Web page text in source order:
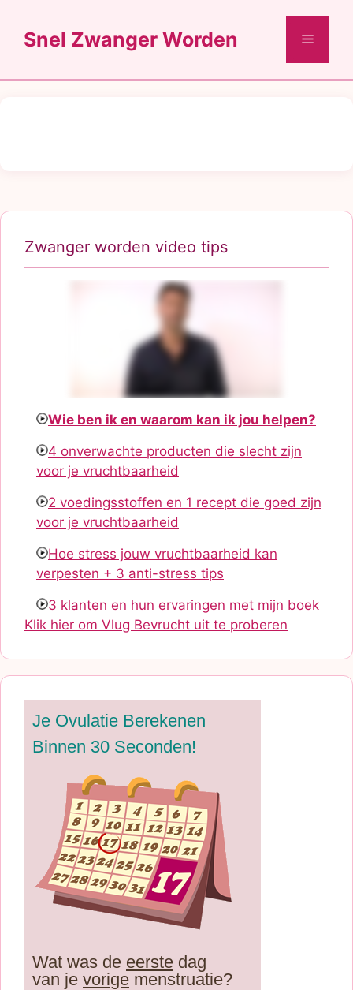
naarSnel Zwanger Worden Menu
Zwanger worden video tips
Wie ben ik en waarom kan ik jou helpen?
4 onverwachte producten die slecht zijn
voor je vruchtbaarheid
2 voedingsstoffen en 1 recept die goed zijn
voor je vruchtbaarheid
Hoe stress jouw vruchtbaarheid kan
verpesten + 3 anti-stress tips
3 klanten en hun ervaringen met mijn boek
Klik hier om Vlug Bevrucht uit te proberen
Je Ovulatie Berekenen
Binnen 30 Seconden!
Wat was de eerste dag
van je vorige menstruatie?